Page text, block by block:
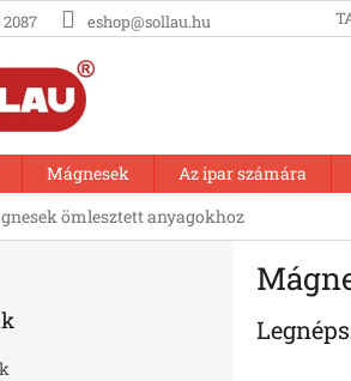
2087 eshop@sollau.hu
Mágnesek Az ipar számára
ömlesztett anyagokhoz